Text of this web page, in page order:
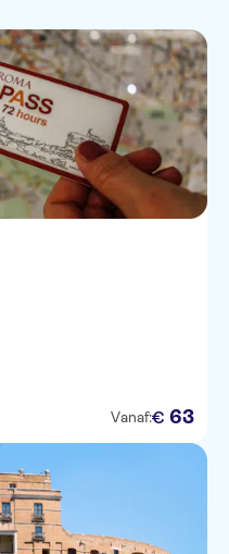
Vanaf:€ 63